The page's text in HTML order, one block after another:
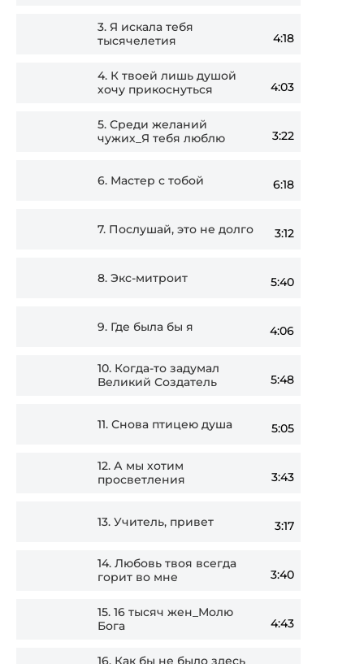
3. Я искала тебя
тысячелетия
4:18
4. К твоей лишь душой
хочу прикоснуться
4:03
5. Среди желаний
чужих_Я тебя люблю
3:22
6. Мастер с тобой 6:18
7. Послушай, это не долго 3:12
8. Экс-митроит 5:40
9. Где была бы я 4:06
10. Когда-то задумал
Великий Создатель
5:48
11. Снова птицею душа 5:05
12. А мы хотим
просветления
3:43
13. Учитель, привет 3:17
14. Любовь твоя всегда
горит во мне
3:40
15. 16 тысяч жен_Молю
Бога
4:43
16. Как бы не было здесь